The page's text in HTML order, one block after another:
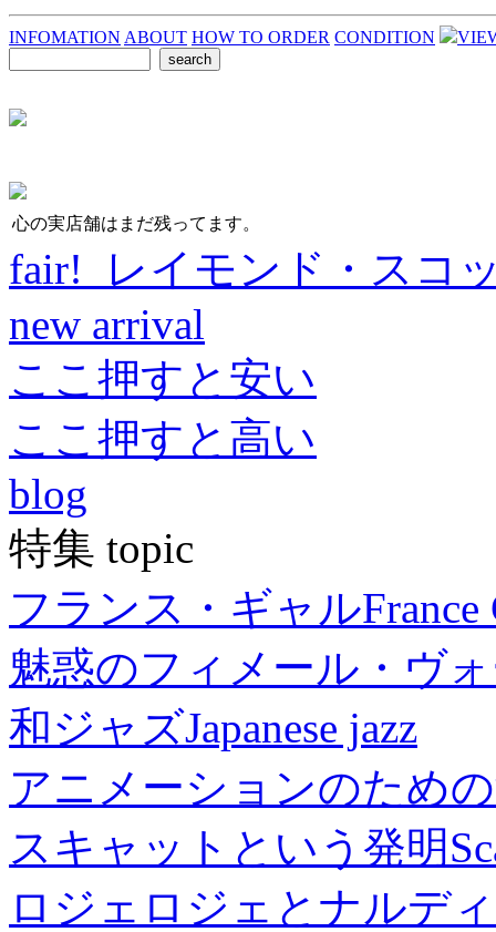
INFOMATION ABOUT HOW TO ORDER CONDITION
心の実店舗はまだ残ってます。
fair! レイモンド・スコ
new arrival
ここ押すと安い
ここ押すと高い
blog
特集 topic
フランス・ギャルFrance
魅惑のフィメール・ヴ
和ジャズJapanese jazz
アニメーションのため
スキャットという発明
ロジェロジェとナルデ